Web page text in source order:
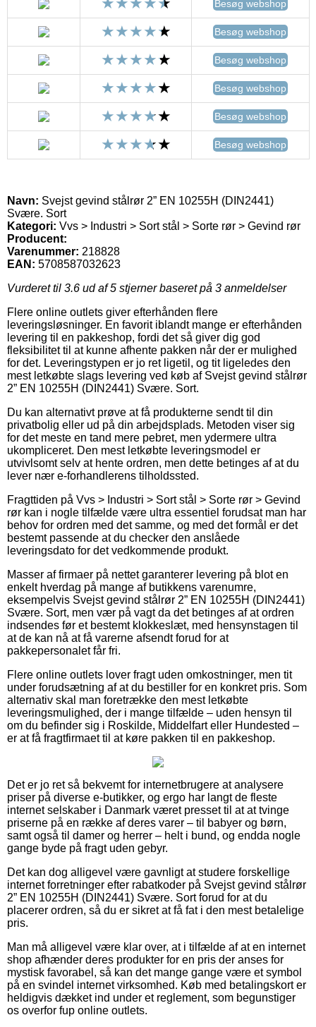
Besøg webshop
Besøg webshop
Besøg webshop
Besøg webshop
Besøg webshop
Besøg webshop
Navn: Svejst gevind stålrør 2” EN 10255H (DIN2441)
Svære. Sort
Kategori: Vvs > Industri > Sort stål > Sorte rør > Gevind rør
Producent:
Varenummer: 218828
EAN: 5708587032623
Vurderet til 3.6 ud af 5 stjerner baseret på 3 anmeldelser
Flere online outlets giver efterhånden flere
leveringsløsninger. En favorit iblandt mange er efterhånden
levering til en pakkeshop, fordi det så giver dig god
fleksibilitet til at kunne afhente pakken når der er mulighed
for det. Leveringstypen er jo ret ligetil, og tit ligeledes den
mest letkøbte slags levering ved køb af Svejst gevind stålrør
2” EN 10255H (DIN2441) Svære. Sort.
Du kan alternativt prøve at få produkterne sendt til din
privatbolig eller ud på din arbejdsplads. Metoden viser sig
for det meste en tand mere pebret, men ydermere ultra
ukompliceret. Den mest letkøbte leveringsmodel er
utvivlsomt selv at hente ordren, men dette betinges af at du
lever nær e-forhandlerens tilholdssted.
Fragttiden på Vvs > Industri > Sort stål > Sorte rør > Gevind
rør kan i nogle tilfælde være ultra essentiel forudsat man har
behov for ordren med det samme, og med det formål er det
bestemt passende at du checker den anslåede
leveringsdato for det vedkommende produkt.
Masser af firmaer på nettet garanterer levering på blot en
enkelt hverdag på mange af butikkens varenumre,
eksempelvis Svejst gevind stålrør 2” EN 10255H (DIN2441)
Svære. Sort, men vær på vagt da det betinges af at ordren
indsendes før et bestemt klokkeslæt, med hensynstagen til
at de kan nå at få varerne afsendt forud for at
pakkepersonalet får fri.
Flere online outlets lover fragt uden omkostninger, men tit
under forudsætning af at du bestiller for en konkret pris. Som
alternativ skal man foretrække den mest letkøbte
leveringsmulighed, der i mange tilfælde – uden hensyn til
om du befinder sig i Roskilde, Middelfart eller Hundested –
er at få fragtfirmaet til at køre pakken til en pakkeshop.
Det er jo ret så bekvemt for internetbrugere at analysere
priser på diverse e-butikker, og ergo har langt de fleste
internet selskaber i Danmark været presset til at at tvinge
priserne på en række af deres varer – til babyer og børn,
samt også til damer og herrer – helt i bund, og endda nogle
gange byde på fragt uden gebyr.
Det kan dog alligevel være gavnligt at studere forskellige
internet forretninger efter rabatkoder på Svejst gevind stålrør
2” EN 10255H (DIN2441) Svære. Sort forud for at du
placerer ordren, så du er sikret at få fat i den mest betalelige
pris.
Man må alligevel være klar over, at i tilfælde af at en internet
shop afhænder deres produkter for en pris der anses for
mystisk favorabel, så kan det mange gange være et symbol
på en svindel internet virksomhed. Køb med betalingskort er
heldigvis dækket ind under et reglement, som begunstiger
os overfor fup online outlets.